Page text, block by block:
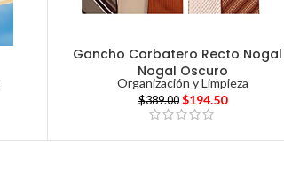
Gancho Corbatero Recto
Nogal Oscuro
Organización y Limpieza
$389.00 $194.50